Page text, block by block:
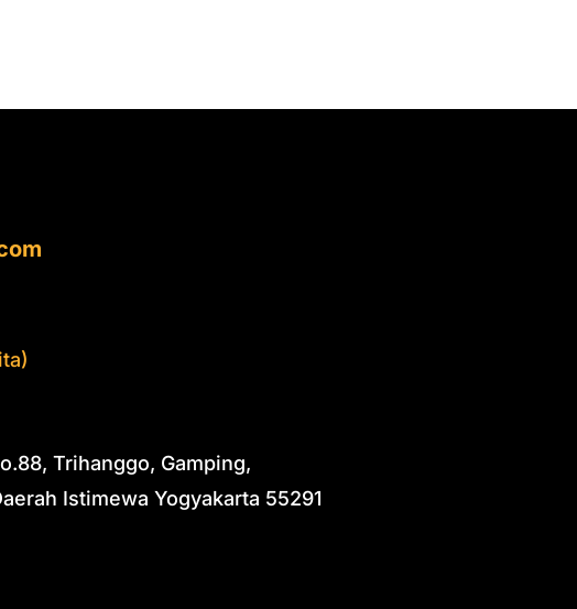
Trihanggo, Gamping,
Istimewa Yogyakarta 55291